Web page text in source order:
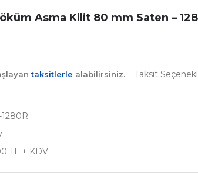
Asma Kilit 80 mm Saten –
taksitlerle alabilirsiniz. Taksit
TL + KDV